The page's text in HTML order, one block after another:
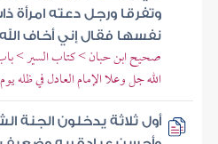
وتفرقا ورجل دعته امرأة
نفسها فقال إني أخاف
صحيح ابن حبان > كتاب السير > باب
الله جل وعلا الإمام العادل في ظله
أول ثلاثة يدخلون الجنة